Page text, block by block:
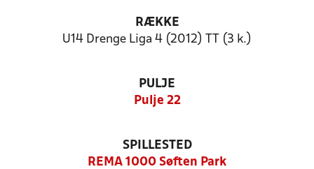
RÆKKE
U14 Drenge Liga 4 (2012) TT (3 k.)
PULJE
Pulje 22
SPILLESTED
REMA 1000 Søften Park